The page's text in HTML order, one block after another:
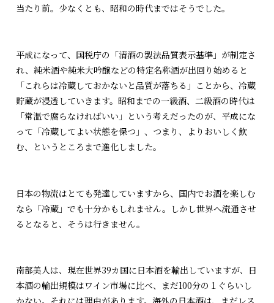
当たり前。少なくとも、昭和の時代まではそうでした。
平成になって、国税庁の「清酒の製法品質表示基準」が制定さ
れ、純米酒や純米大吟醸などの特定名称酒が出回り始めると
「これらは冷蔵しておかないと品質が落ちる」ことから、冷蔵
貯蔵が浸透していきます。昭和までの一級酒、二級酒の時代は
「常温で腐らなければいい」という考えだったのが、平成にな
って「冷蔵してよい状態を保つ」、つまり、よりおいしく飲
む、というところまで進化しました。
日本の物流はとても発達していますから、国内でお酒を楽しむ
なら「冷蔵」でも十分かもしれません。しかし世界へ流通させ
るとなると、そうは行きません。
南部美人は、現在世界39カ国に日本酒を輸出していますが、日
本酒の輸出規模はワイン市場に比べ、まだ100分の１ぐらいし